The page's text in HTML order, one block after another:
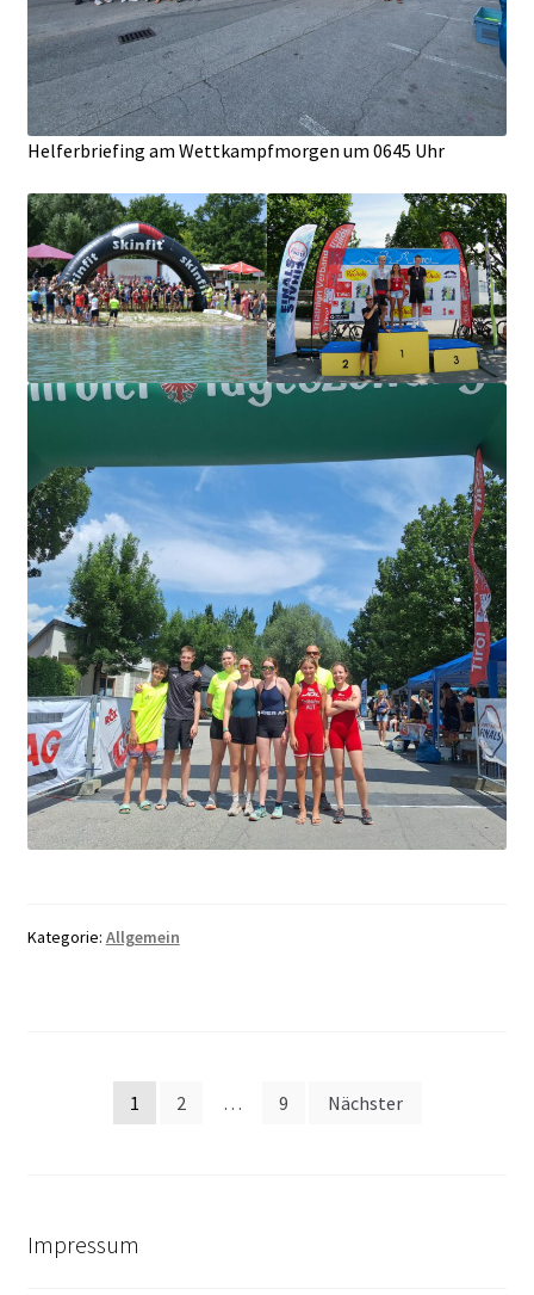
Helferbriefing am Wettkampfmorgen um 0645 Uhr
Kategorie: Allgemein
Seitennummerierung
1 2 … 9 Nächster
Impressum